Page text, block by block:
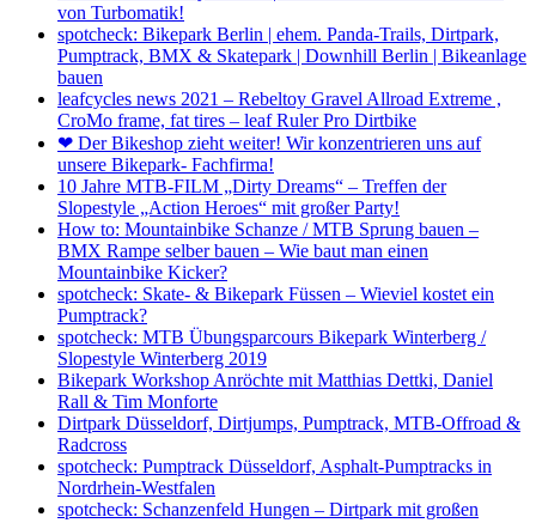
von Turbomatik!
spotcheck: Bikepark Berlin | ehem. Panda-Trails, Dirtpark,
Pumptrack, BMX & Skatepark | Downhill Berlin | Bikeanlage
bauen
leafcycles news 2021 – Rebeltoy Gravel Allroad Extreme ,
CroMo frame, fat tires – leaf Ruler Pro Dirtbike
❤ Der Bikeshop zieht weiter! Wir konzentrieren uns auf
unsere Bikepark- Fachfirma!
10 Jahre MTB-FILM „Dirty Dreams“ – Treffen der
Slopestyle „Action Heroes“ mit großer Party!
How to: Mountainbike Schanze / MTB Sprung bauen –
BMX Rampe selber bauen – Wie baut man einen
Mountainbike Kicker?
spotcheck: Skate- & Bikepark Füssen – Wieviel kostet ein
Pumptrack?
spotcheck: MTB Übungsparcours Bikepark Winterberg /
Slopestyle Winterberg 2019
Bikepark Workshop Anröchte mit Matthias Dettki, Daniel
Rall & Tim Monforte
Dirtpark Düsseldorf, Dirtjumps, Pumptrack, MTB-Offroad &
Radcross
spotcheck: Pumptrack Düsseldorf, Asphalt-Pumptracks in
Nordrhein-Westfalen
spotcheck: Schanzenfeld Hungen – Dirtpark mit großen